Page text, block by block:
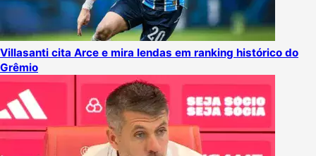
Villasanti cita Arce e mira lendas em ranking histórico do
Grêmio